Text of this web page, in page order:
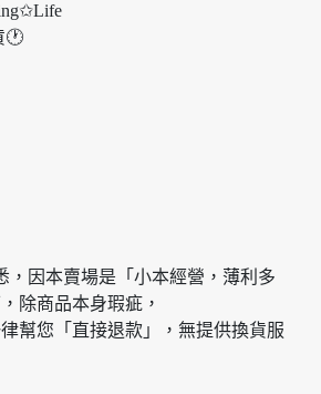
🕐
，因本賣場是「小本經營，薄利多
除商品本身瑕疵，
幫您「直接退款」，無提供換貨服